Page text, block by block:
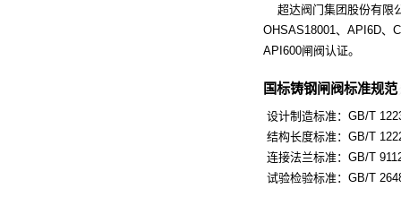
超达阀门集团股份有限
OHSAS18001、API6D、
API600闸阀认证。
国标铸钢闸阀标准规范
设计制造标准：GB/T
结构长度标准：GB/T
连接法兰标准：GB/T
试验检验标准：GB/T